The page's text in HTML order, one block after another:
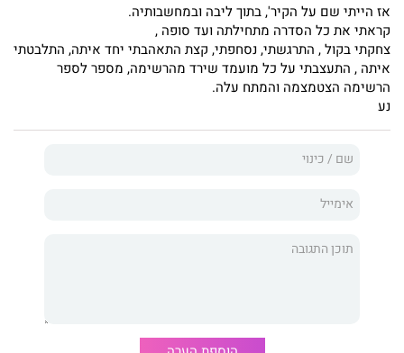
אז הייתי שם על הקיר', בתוך ליבה ובמחשבותיה.
קראתי את כל הסדרה מתחילתה ועד סופה ,
צחקתי בקול , התרגשתי, נסחפתי, קצת התאהבתי יחד איתה, התלבטתי
איתה , התעצבתי על כל מועמד שירד מהרשימה, מספר לספר
הרשימה הצטמצמה והמתח עלה.
נע